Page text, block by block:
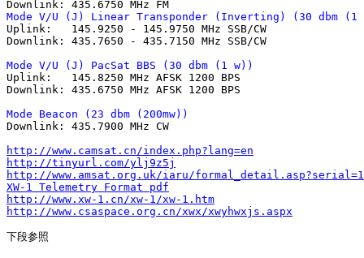
Mode V/U (J) Linear Transponder (Inverting) (30 dbm (1
Uplink:   145.9250 - 145.9750 MHz SSB/CW
Downlink: 435.7650 - 435.7150 MHz SSB/CW
Mode V/U (J) PacSat BBS (30 dbm (1 w))
Uplink:   145.8250 MHz AFSK 1200 BPS
Downlink: 435.6750 MHz AFSK 1200 BPS
Mode Beacon (23 dbm (200mw))
Downlink: 435.7900 MHz CW
http://www.camsat.cn/index.php?lang=en
http://tinyurl.com/ylj9z5j
http://www.amsat.org.uk/iaru/
XW-1 Telemetry Format pdf
http://www.xw-1.cn/xw-1/xw-1.htm
http://www.csaspace.org.cn/xwx/xwyhwxjs.aspx
下段参照